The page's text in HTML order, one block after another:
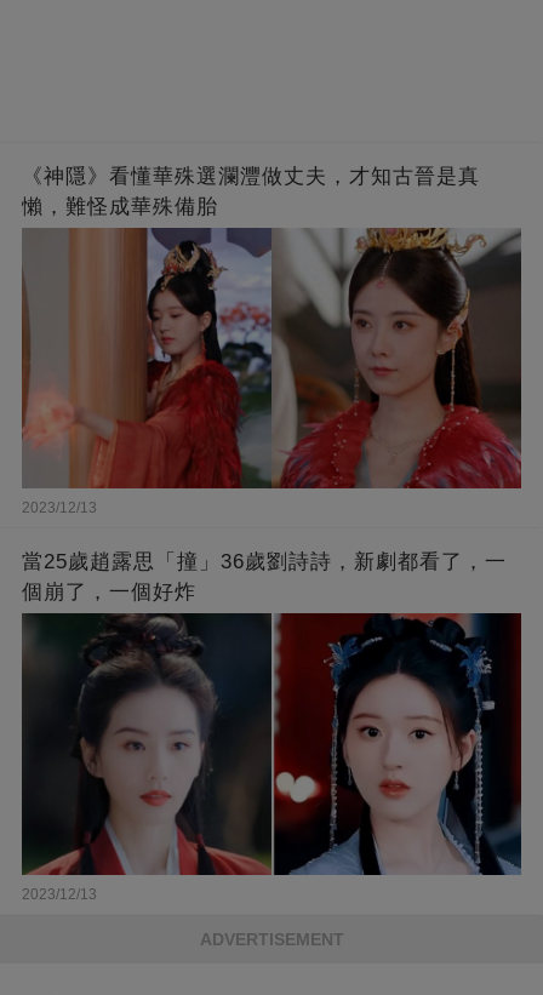
《神隱》看懂華殊選瀾灃做丈夫，才知古晉是真
懶，難怪成華殊備胎
2023/12/13
當25歲趙露思「撞」36歲劉詩詩，新劇都看了，一
個崩了，一個好炸
2023/12/13
ADVERTISEMENT